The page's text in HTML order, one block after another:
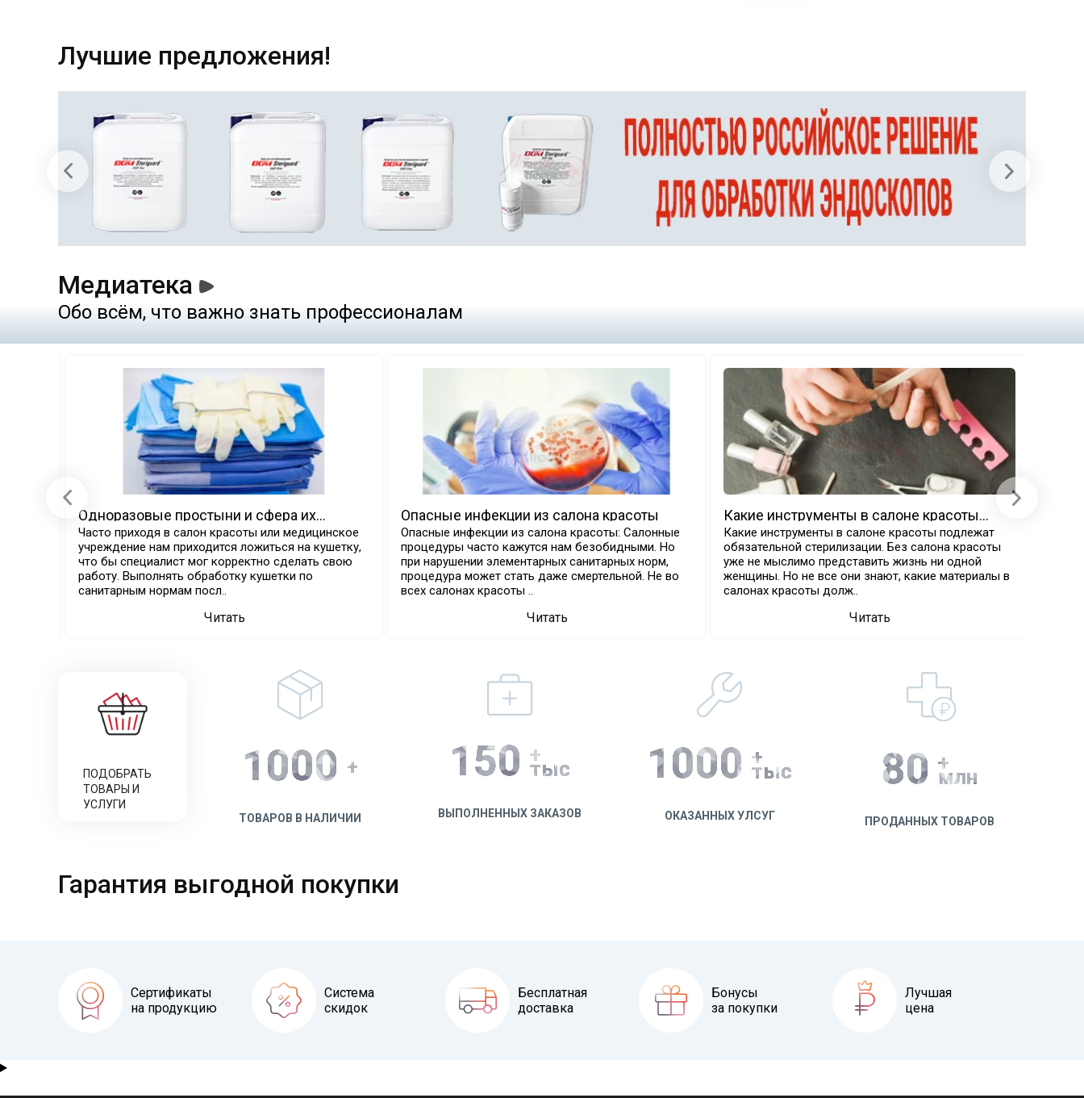
Лучшие предложения!
Медиатека
Обо всём, что важно знать профессионалам
Одноразовые простыни и сфера их
применения.
Часто приходя в салон красоты или медицинское
учреждение нам приходится ложиться на кушетку,
что бы специалист мог корректно сделать свою
работу. Выполнять обработку кушетки по
санитарным нормам посл..
Читать
Опасные инфекции из салона красоты
Опасные инфекции из салона красоты: Салонные
процедуры часто кажутся нам безобидными. Но
при нарушении элементарных санитарных норм,
процедура может стать даже смертельной. Не во
всех салонах красоты ..
Читать
Какие инструменты в салоне красоты
подлежат обязательной стерилизации
Какие инструменты в салоне красоты подлежат
обязательной стерилизации. Без салона красоты
уже не мыслимо представить жизнь ни одной
женщины. Но не все они знают, какие материалы в
салонах красоты долж..
Читать
ПОДОБРАТЬ
ТОВАРЫ И
УСЛУГИ
1000 +
ТОВАРОВ В НАЛИЧИИ
150 +
тыс
ВЫПОЛНЕННЫХ ЗАКАЗОВ
1000 +
тыс
ОКАЗАННЫХ УЛСУГ
80 +
млн
ПРОДАННЫХ ТОВАРОВ
Гарантия выгодной покупки
Сертификаты
на продукцию
Система
скидок
Бесплатная
доставка
Бонусы
за покупки
Лучшая
цена